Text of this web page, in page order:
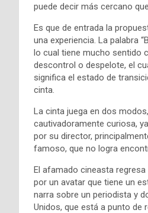
puede decir más cercano
Es que de entrada la
una experiencia. La palabra
lo cual tiene mucho sentido
descontrol o despelote, el
significa el estado de
cinta.
La cinta juega en dos
cautivadoramente curiosa,
por su director,
famoso, que no logra
El afamado cineasta
por un avatar que tiene un
narra sobre un periodista y
Unidos, que está a punto de